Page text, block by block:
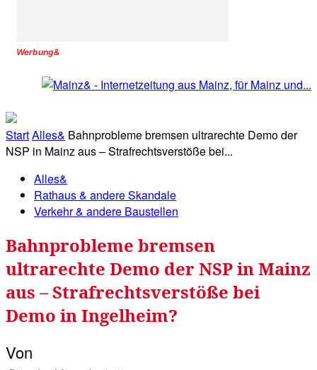
Werbung&
StartAlles& Bahnprobleme bremsen ultrarechte Demo der
NSP in Mainz aus – Strafrechtsverstöße bei...
Alles&
Rathaus & andere Skandale
Verkehr & andere Baustellen
Bahnprobleme bremsen
ultrarechte Demo der NSP in Mainz
aus – Strafrechtsverstöße bei
Demo in Ingelheim?
Von